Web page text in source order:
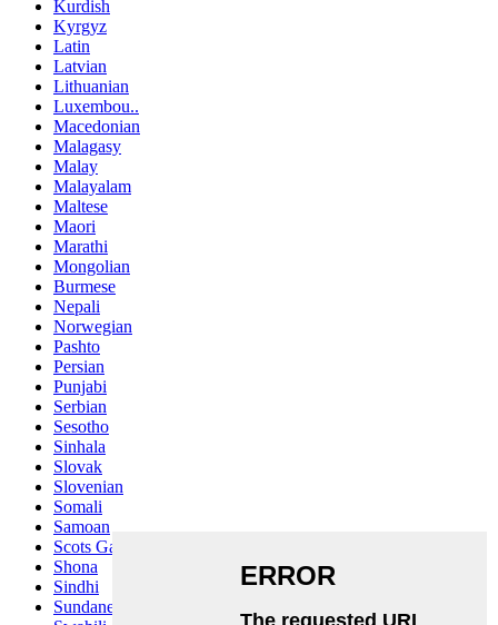
Kurdish
Kyrgyz
Latin
Latvian
Lithuanian
Luxembou..
Macedonian
Malagasy
Malay
Malayalam
Maltese
Maori
Marathi
Mongolian
Burmese
Nepali
Norwegian
Pashto
Persian
Punjabi
Serbian
Sesotho
Sinhala
Slovak
Slovenian
Somali
Samoan
Scots Gaelic
Shona
Sindhi
Sundanese